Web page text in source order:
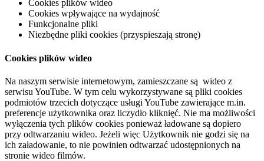
Cookies plików wideo
Cookies wpływające na wydajność
Funkcjonalne pliki
Niezbędne pliki cookies (przyspieszają stronę)
Cookies plików wideo
Na naszym serwisie internetowym, zamieszczane są wideo z
serwisu YouTube. W tym celu wykorzystywane są pliki cookies
podmiotów trzecich dotyczące usługi YouTube zawierające m.in.
preferencje użytkownika oraz liczydło kliknięć. Nie ma możliwości
wyłączenia tych plików cookies ponieważ ładowane są dopiero
przy odtwarzaniu wideo. Jeżeli więc Użytkownik nie godzi się na
ich załadowanie, to nie powinien odtwarzać udostępnionych na
stronie wideo filmów.